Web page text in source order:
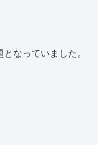
なっていました。